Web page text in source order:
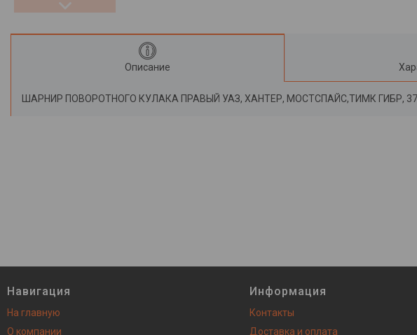
Описание
ШАРНИР ПОВОРОТНОГО КУЛАКА ПРАВЫЙ УАЗ, ХАНТЕР, МОСТСПАЙС,ТИМК ГИБР,
Навигация
На главную
О компании
Информация
Контакты
Доставка и оплата